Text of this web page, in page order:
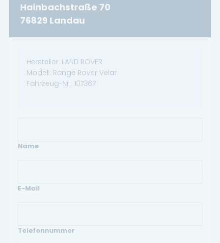
Hainbachstraße 70
76829 Landau
Hersteller: LAND ROVER
Modell: Range Rover Velar
Fahrzeug-Nr.: 107367
Name
E-Mail
Telefonnummer